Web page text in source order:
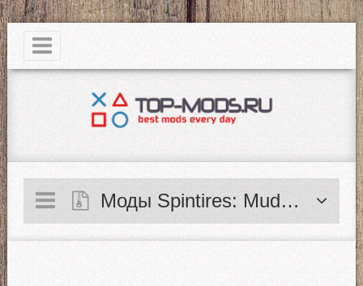
|
Моды Spintires: MudRunner